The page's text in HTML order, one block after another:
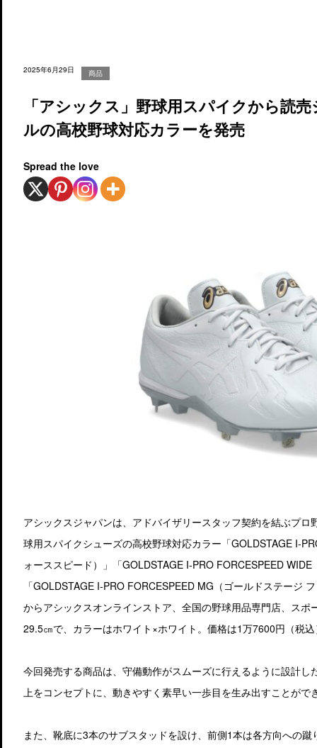
2025年6月29日 商品
「アシックス」野球用スパイクから読
ルの高校野球対応カラーを発売
Spread the love
アシックスジャパンは、アドバイザリースタッフ契約を結ぶプ
球用スパイクシューズの高校野球対応カラー「GOLDSTAGE I-
ォーススピード）」「GOLDSTAGE I-PRO FORCESPEED
「GOLDSTAGE I-PRO FORCESPEED MG（ゴールドステージ
からアシックスオンラインストア、全国の野球用品専門店、ス
29.5㎝で、カラーはホワイト×ホワイト。価格は1万7600円（税
今回発売する商品は、守備動作がスムーズに行えるように設計
上をコンセプトに、動きやすく素早い一歩目を生み出すことが
また、靴底に3本のサブスタッドを設け、前側1本は各方向への